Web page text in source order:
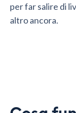
per far salire di
altro ancora.